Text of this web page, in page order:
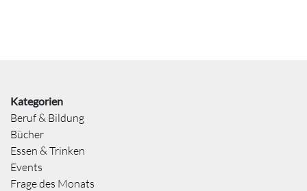
Kategorien
Beruf & Bildung
Bücher
Essen & Trinken
Events
Frage des Monats